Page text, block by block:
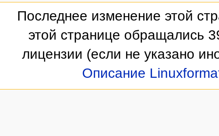
Последнее изменение этой
этой странице обращались
лицензии (если не указано
Описание